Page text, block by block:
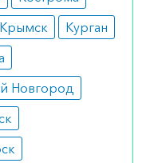
1
врача.
доставкой в
Крымск
Курган
Новгород